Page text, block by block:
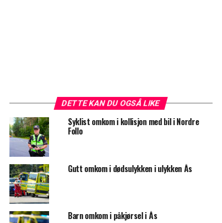
DETTE KAN DU OGSÅ LIKE
Syklist omkom i kollisjon med bil i Nordre
Follo
Gutt omkom i dødsulykken i ulykken Ås
Barn omkom i påkjørsel i Ås